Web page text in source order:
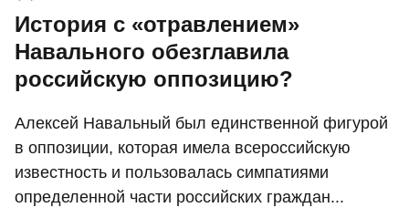
История с «отравлением»
Навального обезглавила
российскую оппозицию?
Алексей Навальный был единственной фигурой
в оппозиции, которая имела всероссийскую
известность и пользовалась симпатиями
определенной части российских граждан...